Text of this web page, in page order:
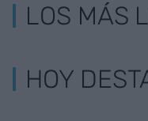
LOS MÁS
HOY